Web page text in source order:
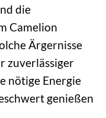
die
Camelion
Ärgernisse
zuverlässiger
nötige Energie
genießen